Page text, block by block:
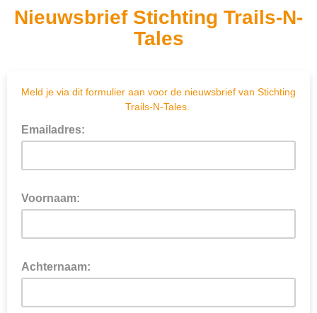
Nieuwsbrief Stichting Trails-N-
Tales
Meld je via dit formulier aan voor de nieuwsbrief van Stichting
Trails-N-Tales.
Emailadres:
Voornaam:
Achternaam: